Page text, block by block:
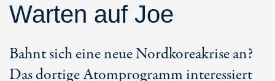
Warten auf Joe
Bahnt sich eine neue Nordkoreakrise an?
Das dortige Atomprogramm interessiert